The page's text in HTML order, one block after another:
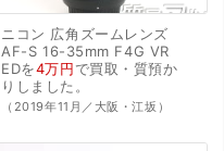
ニコン 広角ズームレンズ
AF-S 16-35mm F4G VR
EDを4万円で買取・質預か
り しました。
（2019年11月／大阪・江坂）